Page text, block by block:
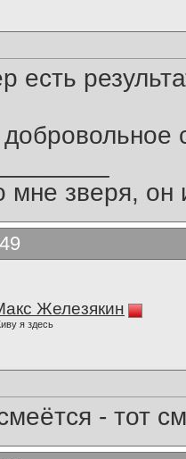
есть
мне зверя, он
Железякин
я здесь
- тот